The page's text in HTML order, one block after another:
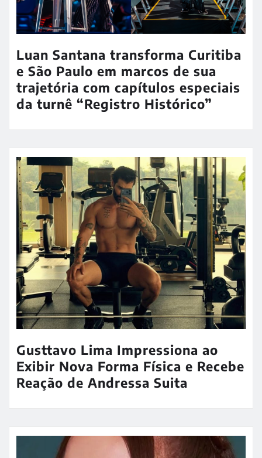
Luan Santana transforma Curitiba
e São Paulo em marcos de sua
trajetória com capítulos especiais
da turnê “Registro Histórico”
Gusttavo Lima Impressiona ao
Exibir Nova Forma Física e Recebe
Reação de Andressa Suita